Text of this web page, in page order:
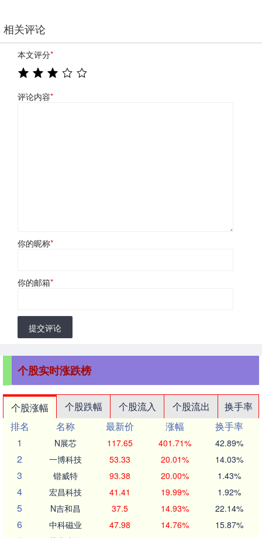
相关评论
本文评分*
评论内容*
你的昵称*
你的邮箱*
提交评论
个股实时涨跌榜
个股涨幅 个股跌幅 个股流入 个股流出
换手率
排名
名称 最新价 涨幅
换手率
1
N展芯 117.65 401.71% 42.89%
2 一博科技 53.33 20.01% 14.03%
3 锴威特 93.38 20.00% 1.43%
4 宏昌科技 41.41 19.99% 1.92%
5 N吉和昌 37.5 14.93% 22.14%
6 中科磁业 47.98 14.76% 15.87%